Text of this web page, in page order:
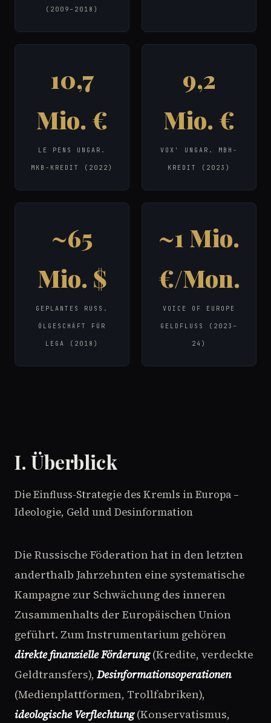
(2009–2018)
10,7
Mio. €
LE PENS UNGAR.
MKB-KREDIT (2022)
9,2
Mio. €
VOX' UNGAR. MBH-
KREDIT (2023)
~65
Mio. $
GEPLANTES RUSS.
ÖLGESCHÄFT FÜR
LEGA (2018)
~1 Mio.
€/Mon.
VOICE OF EUROPE
GELDFLUSS (2023–
24)
I. Überblick
Die Einfluss-Strategie des Kremls in Europa –
Ideologie, Geld und Desinformation
Die Russische Föderation hat in den letzten
anderthalb Jahrzehnten eine systematische
Kampagne zur Schwächung des inneren
Zusammenhalts der Europäischen Union
geführt. Zum Instrumentarium gehören
direkte finanzielle Förderung(Kredite, verdeckte
Geldtransfers), Desinformationsoperationen
(Medienplattformen, Trollfabriken),
ideologische Verflechtung(Konservatismus,